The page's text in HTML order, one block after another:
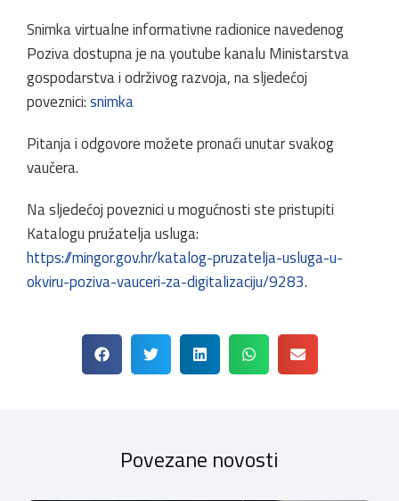
Snimka virtualne informativne radionice navedenog
Poziva dostupna je na youtube kanalu Ministarstva
gospodarstva i održivog razvoja, na sljedećoj
poveznici:snimka
Pitanja i odgovore možete pronaći unutar svakog
vaučera.
Na sljedećoj poveznici u mogućnosti ste pristupiti
Katalogu pružatelja usluga:
https://mingor.gov.hr/katalog-pruzatelja-usluga-u-
okviru-poziva-vauceri-za-digitalizaciju/9283.
Povezane novosti